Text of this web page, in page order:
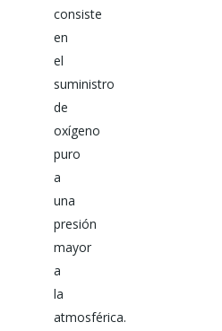
consiste
en
el
suministro
de
oxígeno
puro
a
una
presión
mayor
a
la
atmosférica.